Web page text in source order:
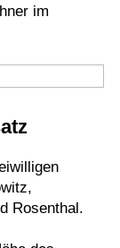
im
Rosenthal.